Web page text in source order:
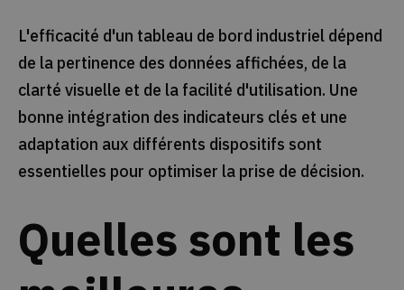
L'efficacité d'un tableau de bord industriel dépend
de la pertinence des données affichées, de la
clarté visuelle et de la facilité d'utilisation. Une
bonne intégration des indicateurs clés et une
adaptation aux différents dispositifs sont
essentielles pour optimiser la prise de décision.
Quelles sont les